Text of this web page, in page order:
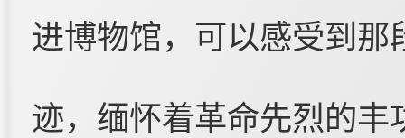
进博物馆，可以感受到
迹，缅怀着革命先烈的丰